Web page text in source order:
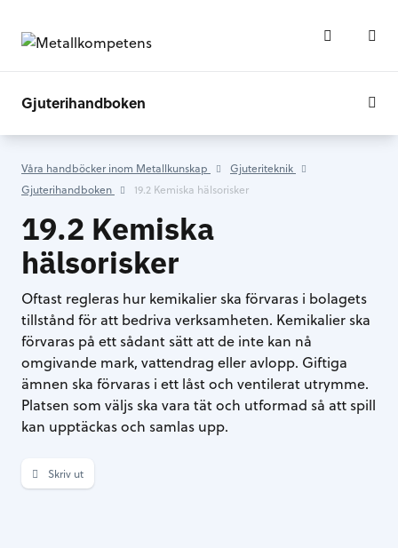
Gjuterihandboken
Våra handböcker inom Metallkunskap
Gjuteriteknik
Gjuterihandboken
19.2 Kemiska hälsorisker
19.2 Kemiska
hälsorisker
Oftast regleras hur kemikalier ska förvaras i bolagets
tillstånd för att bedriva verksamheten. Kemikalier ska
förvaras på ett sådant sätt att de inte kan nå
omgivande mark, vattendrag eller avlopp. Giftiga
ämnen ska förvaras i ett låst och ventilerat utrymme.
Platsen som väljs ska vara tät och utformad så att spill
kan upptäckas och samlas upp.
Skriv ut